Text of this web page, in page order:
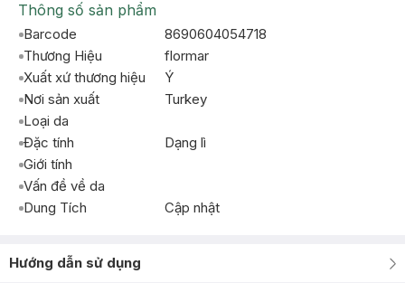
Thông số sản phẩm
Barcode
8690604054718
Thương Hiệu
flormar
Xuất xứ thương hiệu
Ý
Nơi sản xuất
Turkey
Loại da
Đặc tính
Dạng lì
Giới tính
Vấn đề về da
Dung Tích
Cập nhật
Hướng dẫn sử dụng